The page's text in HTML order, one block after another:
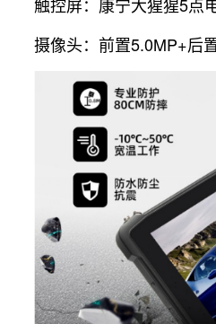
触控屏：康宁大猩猩5点
摄像头：前置5.0MP+后